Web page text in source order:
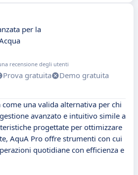
per la
recensione degli utenti
Prova gratuita
Demo gratuita
una valida alternativa per chi
avanzato e intuitivo simile a
progettate per ottimizzare
AquA Pro offre strumenti con cui
quotidiane con efficienza e